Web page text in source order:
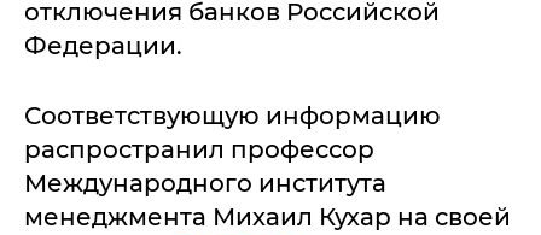
отключения банков Российской
Федерации.
Соответствующую информацию
распространил профессор
Международного института
менеджмента Михаил Кухар на своей